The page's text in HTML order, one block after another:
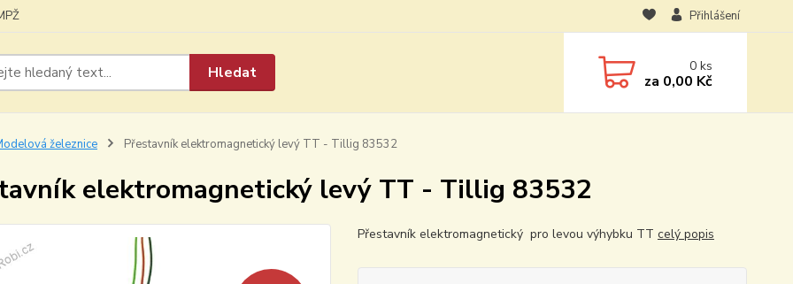
Přihlášení
Hledat 0ks
za 0,00 Kč
železnice Přestavník elektromagnetický levý TT - Tillig 83532
elektromagnetický levý TT - Tillig 83532
Přestavník elektromagnetický pro levou výhybku TT celý popis